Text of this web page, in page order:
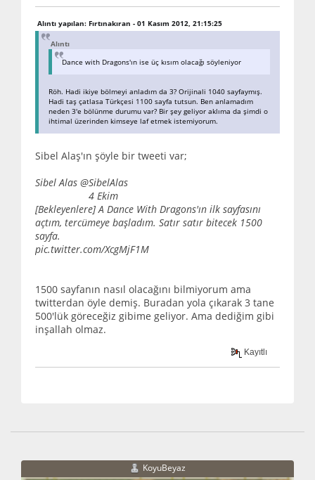
Alıntı yapılan: Fırtınakıran - 01 Kasım 2012, 21:15:25
Alıntı
Dance with Dragons'ın ise üç kısım olacağı söyleniyor
Röh. Hadi ikiye bölmeyi anladım da 3? Orijinali 1040 sayfaymış.
Hadi taş çatlasa Türkçesi 1100 sayfa tutsun. Ben anlamadım
neden 3'e bölünme durumu var? Bir şey geliyor aklıma da şimdi o
ihtimal üzerinden kimseye laf etmek istemiyorum.
Sibel Alaş'ın şöyle bir tweeti var;
Sibel Alas ‏@SibelAlas
4 Ekim
[Bekleyenlere] A Dance With Dragons'ın ilk sayfasını
açtım, tercümeye başladım. Satır satır bitecek 1500
sayfa.
pic.twitter.com/XcgMjF1M
1500 sayfanın nasıl olacağını bilmiyorum ama
twitterdan öyle demiş. Buradan yola çıkarak 3 tane
500'lük göreceğiz gibime geliyor. Ama dediğim gibi
inşallah olmaz.
Kayıtlı
KoyuBeyaz